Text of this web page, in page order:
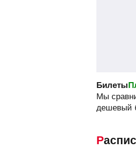
Билеты
Мы
дешевый